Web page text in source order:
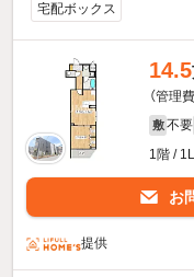
宅配ボックス
14.5
（管理
敷 不要
1階 /
お
提供